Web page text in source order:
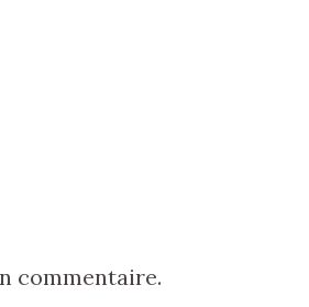
commentaire.